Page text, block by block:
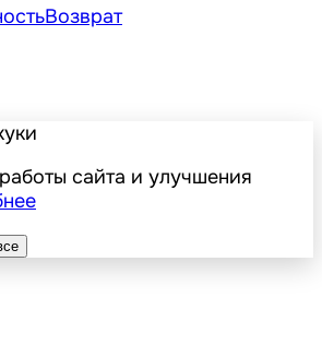
Возврат
сайта и улучшения